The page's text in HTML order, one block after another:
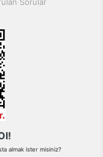
almak ister misiniz?